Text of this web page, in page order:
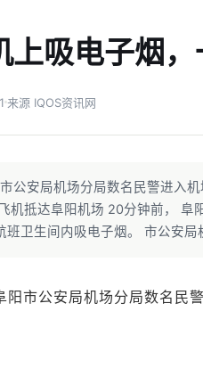
吸电子烟，
来源 IQOS资讯网
公安局机场分局数名民警进入
机抵达阜阳机场 20分钟前， 阜
班卫生间内吸电子烟。 市公安局
阳市公安局机场分局数名民